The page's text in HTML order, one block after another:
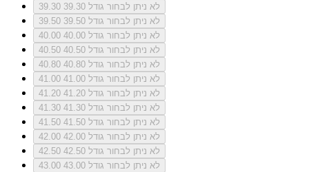
39.30
לא ניתן לבחור גודל 39.30
39.50
לא ניתן לבחור גודל 39.50
40.00
לא ניתן לבחור גודל 40.00
40.50
לא ניתן לבחור גודל 40.50
40.80
לא ניתן לבחור גודל 40.80
41.00
לא ניתן לבחור גודל 41.00
41.20
לא ניתן לבחור גודל 41.20
41.30
לא ניתן לבחור גודל 41.30
41.50
לא ניתן לבחור גודל 41.50
42.00
לא ניתן לבחור גודל 42.00
42.50
לא ניתן לבחור גודל 42.50
43.00
לא ניתן לבחור גודל 43.00